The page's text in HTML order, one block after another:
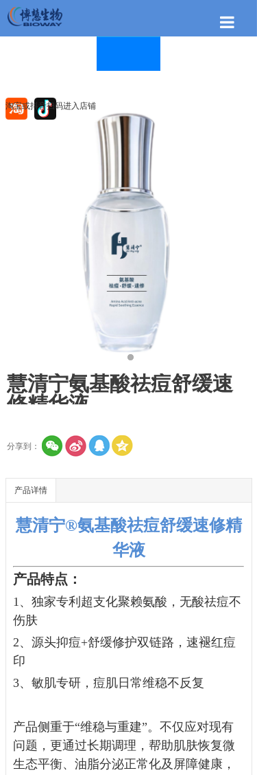
关于博慧
博慧产品
新闻资讯
联系我们
慧清宁氨基酸祛痘舒缓速
修精华液
分享到：
淘宝或抖音扫码进入店铺
产品详情
慧清宁®氨基酸祛痘舒缓速修精
华液
产品特点：
1、独家专利超支化聚赖氨酸，无酸祛痘不
伤肤
2、源头抑痘+舒缓修护双链路，速褪红痘
印
3、敏肌专研，痘肌日常维稳不反复
产品侧重于“维稳与重建”。不仅应对现有
问题，更通过长期调理，帮助肌肤恢复微
生态平衡、油脂分泌正常化及屏障健康，